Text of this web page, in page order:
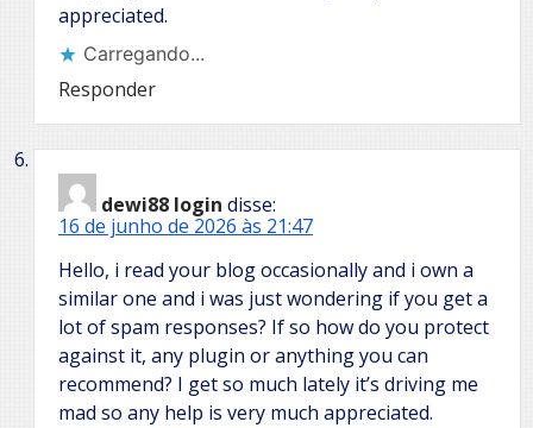
appreciated.
Carregando...
Responder
dewi88 login disse:
16 de junho de 2026 às 21:47
Hello, i read your blog occasionally and i own a
similar one and i was just wondering if you get a
lot of spam responses? If so how do you protect
against it, any plugin or anything you can
recommend? I get so much lately it’s driving me
mad so any help is very much appreciated.